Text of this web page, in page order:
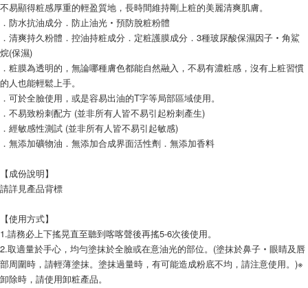
不易顯得粧感厚重的輕盈質地，長時間維持剛上粧的美麗清爽肌膚。
．防水抗油成分．防止油光‧預防脫粧粉體
．清爽持久粉體．控油持粧成分．定粧護膜成分．3種玻尿酸保濕因子‧角鯊
烷(保濕)
．粧膜為透明的，無論哪種膚色都能自然融入，不易有濃粧感，沒有上粧習慣
的人也能輕鬆上手。
．可於全臉使用，或是容易出油的T字等局部區域使用。
．不易致粉刺配方 (並非所有人皆不易引起粉刺產生)
．經敏感性測試 (並非所有人皆不易引起敏感)
．無添加礦物油．無添加合成界面活性劑．無添加香料
【成份說明】
請詳見產品背標
【使用方式】
1.請務必上下搖晃直至聽到喀喀聲後再搖5-6次後使用。
2.取適量於手心，均勻塗抹於全臉或在意油光的部位。(塗抹於鼻子‧眼睛及唇
部周圍時，請輕薄塗抹。塗抹過量時，有可能造成粉底不均，請注意使用。)※
卸除時，請使用卸粧產品。